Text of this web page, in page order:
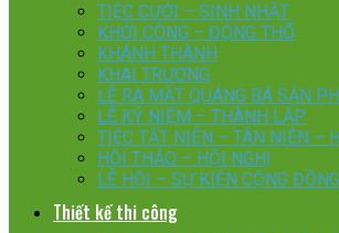
TIỆC CƯỚI – SINH NHẬT
KHỞI CÔNG – ĐỘNG THỔ
KHÁNH THÀNH
KHAI TRƯƠNG
LỄ RA MẮT QUÁNG BÁ SẢN
LỄ KỶ NIỆM – THÀNH LẬP
TIỆC TẤT NIÊN – TÂN NIÊN –
HỘI THẢO – HỘI NGHỊ
LỄ HỘI – SỰ KIỆN CỘNG ĐỒNG
Thiết kế thi công